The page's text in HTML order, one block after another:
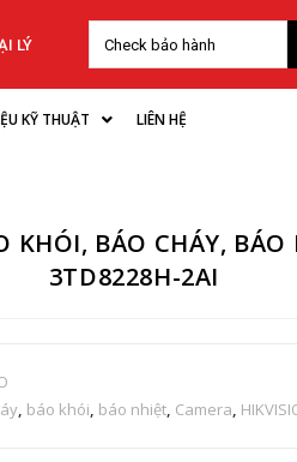
LÝ
KỸ THUẬT LIÊN HỆ
KHÓI, BÁO CHÁY, BÁO
3TD8228H-2AI
, báo khói, báo nhiệt, Camera,